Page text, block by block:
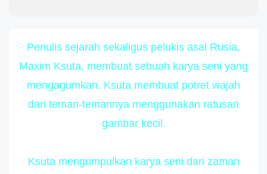
Penulis sejarah sekaligus pelukis asal Rusia,
Maxim Ksuta, membuat sebuah karya seni yang
mengagumkan. Ksuta membuat potret wajah
dari teman-temannya menggunakan ratusan
gambar kecil.
Ksuta mengumpulkan karya seni dari zaman